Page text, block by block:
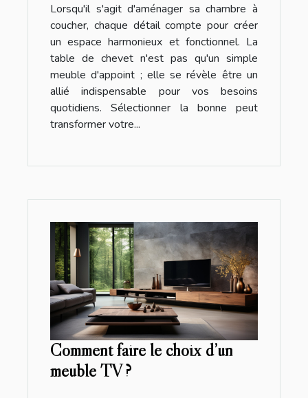
fonctionnalité
Lorsqu'il s'agit d'aménager sa chambre à
coucher, chaque détail compte pour créer
un espace harmonieux et fonctionnel. La
table de chevet n'est pas qu'un simple
meuble d'appoint ; elle se révèle être un
allié indispensable pour vos besoins
quotidiens. Sélectionner la bonne peut
transformer votre...
Comment faire le choix d’un
meuble TV ?